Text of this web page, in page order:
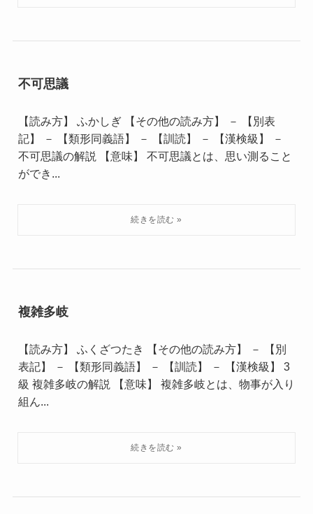
不可思議
【読み方】 ふかしぎ 【その他の読み方】 － 【別表
記】 － 【類形同義語】 － 【訓読】 － 【漢検級】 －
不可思議の解説 【意味】 不可思議とは、思い測ること
ができ...
複雑多岐
【読み方】 ふくざつたき 【その他の読み方】 － 【別
表記】 － 【類形同義語】 － 【訓読】 － 【漢検級】 3
級 複雑多岐の解説 【意味】 複雑多岐とは、物事が入り
組ん...